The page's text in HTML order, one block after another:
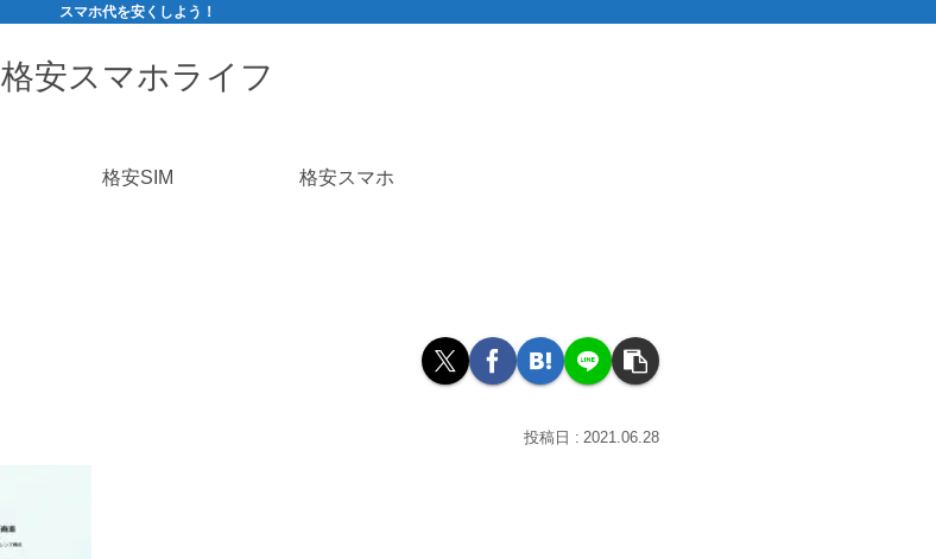
スマホ代を安くしよう！
格安スマホライフ
格安SIM 格安スマホ
2021.06.28